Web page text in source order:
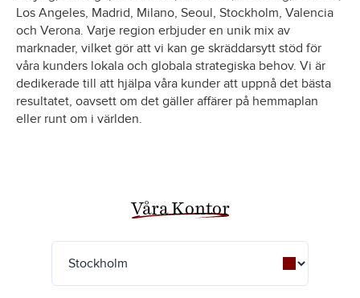
Los Angeles, Madrid, Milano, Seoul, Stockholm, Valencia
och Verona. Varje region erbjuder en unik mix av
marknader, vilket gör att vi kan ge skräddarsytt stöd för
våra kunders lokala och globala strategiska behov. Vi är
dedikerade till att hjälpa våra kunder att uppnå det bästa
resultatet, oavsett om det gäller affärer på hemmaplan
eller runt om i världen.
Våra Kontor